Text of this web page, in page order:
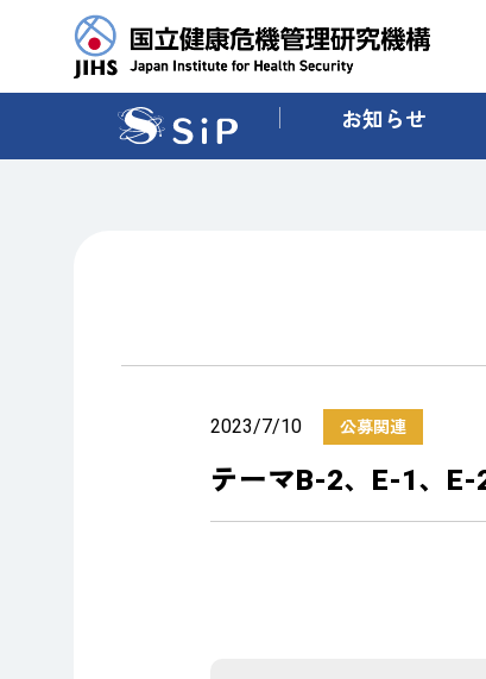
お知らせ
2023/7/10 公募関連
テーマB-2、E-1、E-